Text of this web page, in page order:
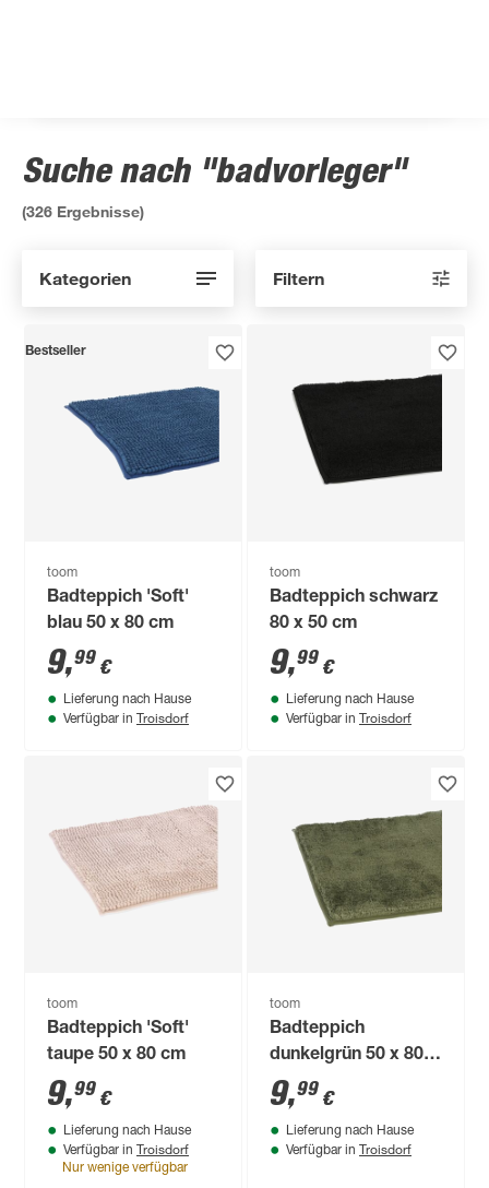
Suche nach "badvorleger"
(326 Ergebnisse)
Kategorien Filtern
Bestseller
toom
Badteppich 'Soft'
blau 50 x 80 cm
9,99 €
Lieferung nach Hause
Verfügbar in Troisdorf
toom
Badteppich schwarz
80 x 50 cm
9,99 €
Lieferung nach Hause
Verfügbar in Troisdorf
toom
Badteppich 'Soft'
taupe 50 x 80 cm
9,99 €
Lieferung nach Hause
Verfügbar in Troisdorf
Nur wenige verfügbar
toom
Badteppich
dunkelgrün 50 x 80
cm
9,99 €
Lieferung nach Hause
Verfügbar in Troisdorf